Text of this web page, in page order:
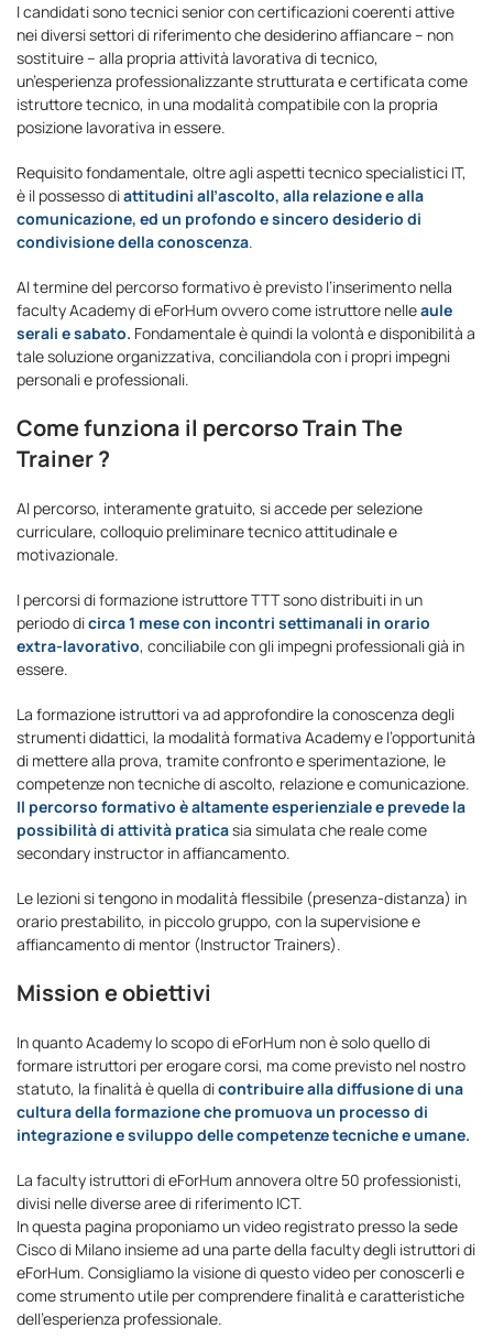
I candidati sono tecnici senior con certificazioni coerenti attive
nei diversi settori di riferimento che desiderino affiancare – non
sostituire – alla propria attività lavorativa di tecnico,
un’esperienza professionalizzante strutturata e certificata come
istruttore tecnico, in una modalità compatibile con la propria
posizione lavorativa in essere.
Requisito fondamentale, oltre agli aspetti tecnico specialistici IT,
è il possesso diattitudini all’ascolto, alla relazione e alla
comunicazione, ed un profondo e sincero desiderio di
condivisione della conoscenza.
Al termine del percorso formativo è previsto l’inserimento nella
faculty Academy di eForHum ovvero come istruttore nelleaule
serali e sabato. Fondamentale è quindi la volontà e disponibilità a
tale soluzione organizzativa, conciliandola con i propri impegni
personali e professionali.
Come funziona il percorso Train The
Trainer ?
Al percorso, interamente gratuito, si accede per selezione
curriculare, colloquio preliminare tecnico attitudinale e
motivazionale.
I percorsi di formazione istruttore TTT sono distribuiti in un
periodo dicirca 1 mese con incontri settimanali in orario
extra-lavorativo, conciliabile con gli impegni professionali già in
essere.
La formazione istruttori va ad approfondire la conoscenza degli
strumenti didattici, la modalità formativa Academy e l’opportunità
di mettere alla prova, tramite confronto e sperimentazione, le
competenze non tecniche di ascolto, relazione e comunicazione.
Il percorso formativo è altamente esperienziale e prevede la
possibilità di attività praticasia simulata che reale come
secondary instructor in affiancamento.
Le lezioni si tengono in modalità flessibile (presenza-distanza) in
orario prestabilito, in piccolo gruppo, con la supervisione e
affiancamento di mentor (Instructor Trainers).
Mission e obiettivi
In quanto Academy lo scopo di eForHum non è solo quello di
formare istruttori per erogare corsi, ma come previsto nel nostro
statuto, la finalità è quella dicontribuire alla diffusione di una
cultura della formazione che promuova un processo di
integrazione e sviluppo delle competenze tecniche e umane.
La faculty istruttori di eForHum annovera oltre 50 professionisti,
divisi nelle diverse aree di riferimento ICT.
In questa pagina proponiamo un video registrato presso la sede
Cisco di Milano insieme ad una parte della faculty degli istruttori di
eForHum. Consigliamo la visione di questo video per conoscerli e
come strumento utile per comprendere finalità e caratteristiche
dell’esperienza professionale.